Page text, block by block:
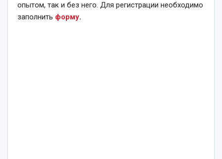
опытом, так и без него. Для регистрации необходимо
заполнить форму.